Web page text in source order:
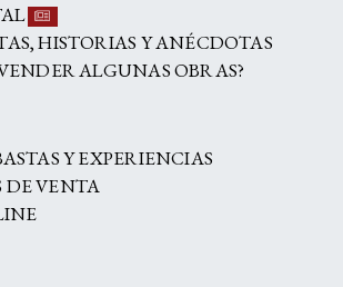
HISTORIAS Y ANÉCDOTAS
ALGUNAS OBRAS?
Y EXPERIENCIAS
VENTA